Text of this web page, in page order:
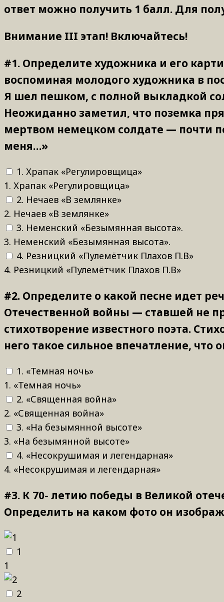
ответ можно получить 1 балл. Для
Внимание III этап! Включайтесь!
#1. Определите художника и его
воспоминая молодого художника в
Я шел пешком, с полной выкладкой
Неожиданно заметил, что поземка
мертвом немецком солдате — почти
меня…»
1. Храпак «Регулировщица»
1. Храпак «Регулировщица»
2. Нечаев «В землянке»
2. Нечаев «В землянке»
3. Неменский «Безымянная высота».
3. Неменский «Безымянная высота».
4. Резницкий «Пулемётчик Плахов П.В»
4. Резницкий «Пулемётчик Плахов П.В»
#2. Определите о какой песне идет
Отечественной войны — ставшей не
стихотворение известного поэта.
него такое сильное впечатление,
1. «Темная ночь»
1. «Темная ночь»
2. «Священная война»
2. «Священная война»
3. «На безымянной высоте»
3. «На безымянной высоте»
4. «Несокрушимая и легендарная»
4. «Несокрушимая и легендарная»
#3. К 70- летию победы в Великой
Определить на каком фото он
1
1
2